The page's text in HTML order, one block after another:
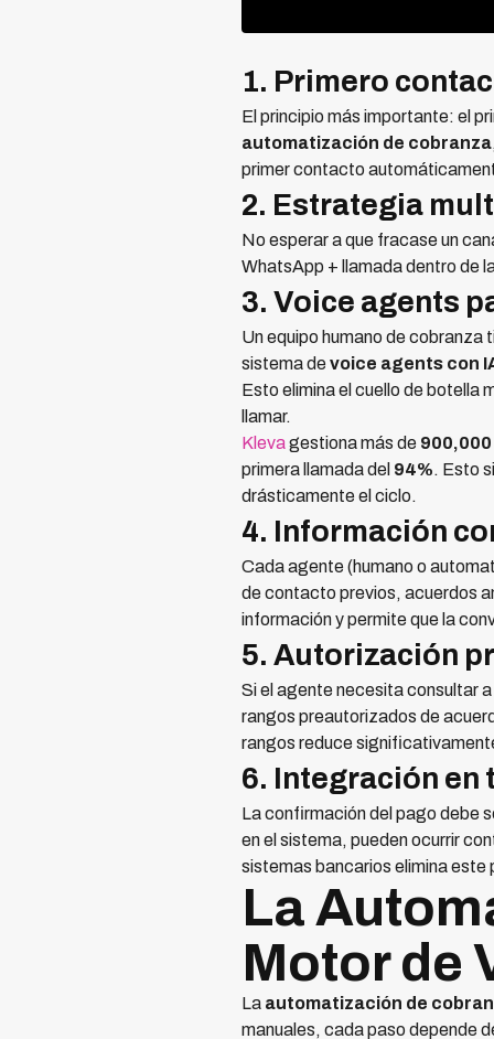
1. Primero
El principio más importante: el
automatización de cobranza
primer contacto
2. Estrategia
No esperar a que fracase un
WhatsApp + llamada dentro de
3. Voice agents
Un equipo humano de
sistema devoice agents con
Esto elimina el cuello de botella
llamar.
Klevagestiona más de
primera llamada del 94%. Esto
drásticamente el ciclo.
4. Información
Cada agente (humano o
de contacto previos, acuerdos
información y permite que la
5. Autorización
Si el agente necesita consultar
rangos preautorizados de
rangos reduce
6. Integración en
La confirmación del pago debe
en el sistema, pueden ocurrir
sistemas bancarios elimina este
La
Motor de
La automatización de
manuales, cada paso depende